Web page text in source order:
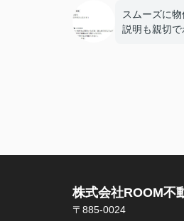
スムーズに物
説明も親切で
株式会社ROOM不
〒885-0024